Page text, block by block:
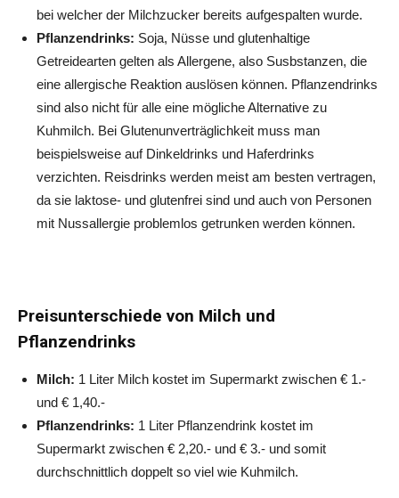
bei welcher der Milchzucker bereits aufgespalten wurde.
Pflanzendrinks: Soja, Nüsse und glutenhaltige
Getreidearten gelten als Allergene, also Susbstanzen, die
eine allergische Reaktion auslösen können. Pflanzendrinks
sind also nicht für alle eine mögliche Alternative zu
Kuhmilch. Bei Glutenunverträglichkeit muss man
beispielsweise auf Dinkeldrinks und Haferdrinks
verzichten. Reisdrinks werden meist am besten vertragen,
da sie laktose- und glutenfrei sind und auch von Personen
mit Nussallergie problemlos getrunken werden können.
Preisunterschiede von Milch und
Pflanzendrinks
Milch: 1 Liter Milch kostet im Supermarkt zwischen € 1.-
und € 1,40.-
Pflanzendrinks: 1 Liter Pflanzendrink kostet im
Supermarkt zwischen € 2,20.- und € 3.- und somit
durchschnittlich doppelt so viel wie Kuhmilch.